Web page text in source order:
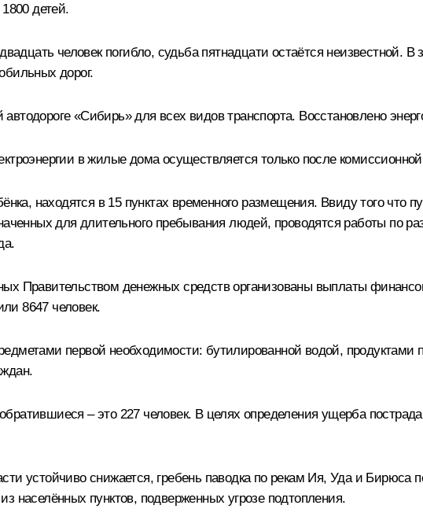
детей.
человек погибло, судьба пятнадцати остаётся неизвестной. В
дорог.
«Сибирь» для всех видов транспорта. Восстановлено
в жилые дома осуществляется только после
находятся в 15 пунктах временного размещения. Ввиду того что
для длительного пребывания людей, проводятся работы по
Правительством денежных средств организованы выплаты
8647 человек.
первой необходимости: бутилированной водой,
– это 227 человек. В целях определения ущерба
устойчиво снижается, гребень паводка по рекам Ия, Уда и Бирюса
населённых пунктов, подверженных угрозе подтопления.